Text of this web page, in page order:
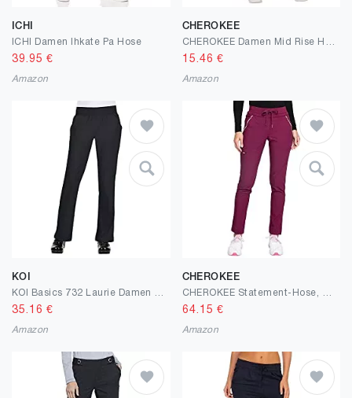
ICHI
ICHI Damen Ihkate Pa Hose
39.95 €
Amazon
CHEROKEE
15.46 €
Amazon
KOI
35.16 €
Amazon
CHEROKEE
64.15 €
Amazon